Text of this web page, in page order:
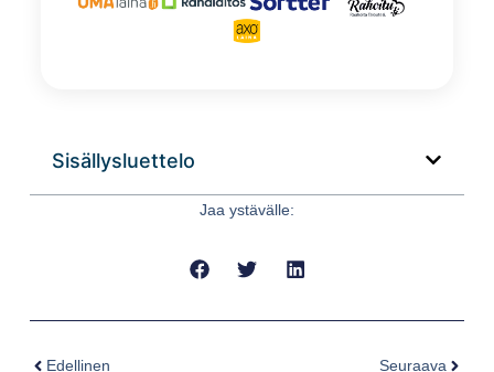
Sisällysluettelo
Jaa ystävälle:
Edellinen Seuraava